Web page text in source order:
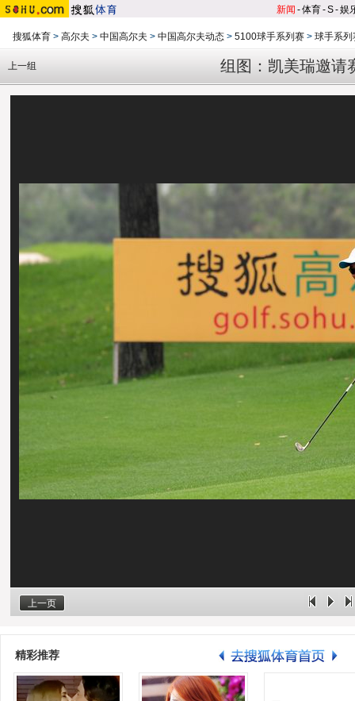
新闻 -体育-S-娱
搜狐体育 > 高尔夫 > 中国高尔夫 > 中国高尔夫动态 > 5100球手系列赛 > 球手系列
组图：凯美瑞邀请
上一组
上一页
精彩推荐